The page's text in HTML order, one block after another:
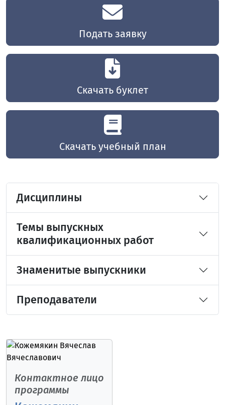
Подать заявку
Скачать буклет
Скачать учебный план
Дисциплины
Темы выпускных
квалификационных работ
Знаменитые выпускники
Преподаватели
Контактное лицо
программы